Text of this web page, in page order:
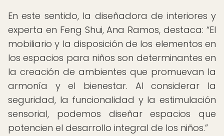
En este sentido, la diseñadora de interiores y
experta en Feng Shui, Ana Ramos, destaca: El
mobiliario y la disposición de los elementos en
los espacios para niños son determinantes en
la creación de ambientes que promuevan la
armonía y el bienestar. Al considerar la
seguridad, la funcionalidad y la estimulación
sensorial, podemos diseñar espacios que
potencien el desarrollo integral de los niños.